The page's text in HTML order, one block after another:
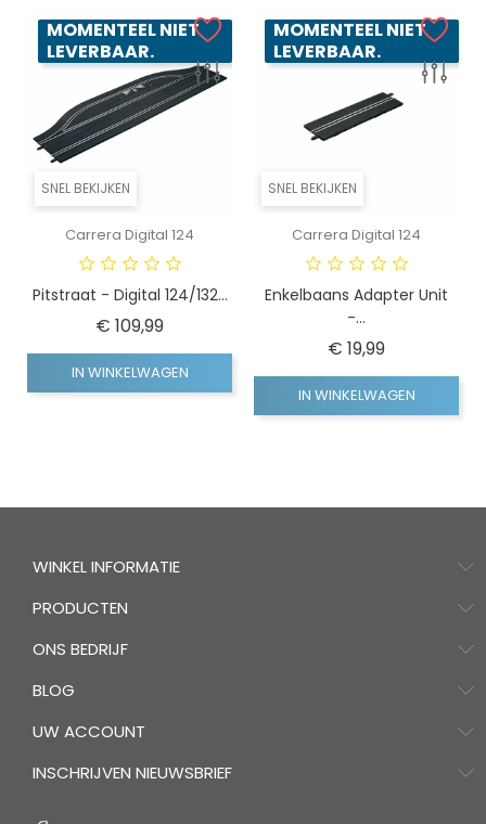
SNEL BEKIJKEN
MOMENTEEL NIET
LEVERBAAR.
Carrera Digital 124
Pitstraat - Digital 124/132...
€ 109,99Prijs
IN WINKELWAGEN
SNEL BEKIJKEN
MOMENTEEL NIET
LEVERBAAR.
Carrera Digital 124
Enkelbaans Adapter Unit
-...
€ 19,99Prijs
IN WINKELWAGEN
WINKEL INFORMATIE
PRODUCTEN
ONS BEDRIJF
BLOG
UW ACCOUNT
INSCHRIJVEN NIEUWSBRIEF